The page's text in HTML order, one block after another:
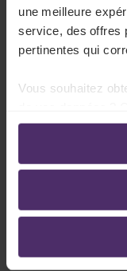
une meilleure
service, des offres
pertinentes qui
Vous souhaitez
ligne:
Politique de
d’utilisation des
Pourquoi
Commissions
Vous avez
Vous ne
Vous pouvez
nos